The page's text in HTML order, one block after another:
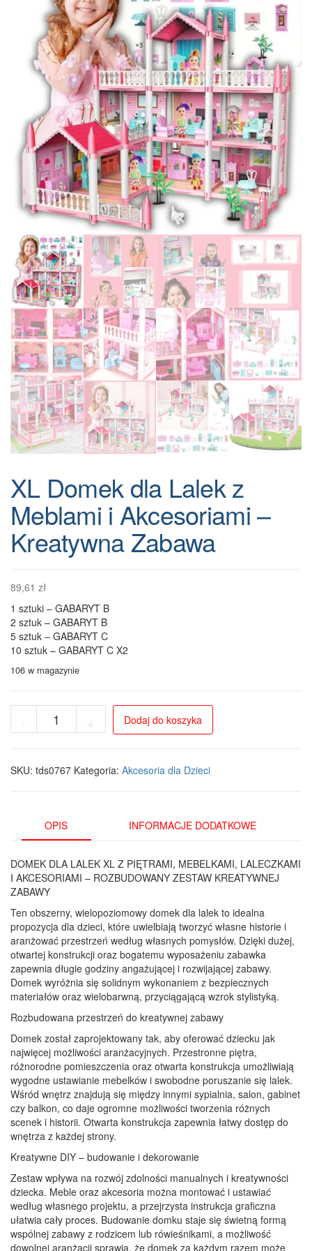
XL Domek dla Lalek z
Meblami i Akcesoriami –
Kreatywna Zabawa
89,61 zł
1 sztuki – GABARYT B
2 sztuk – GABARYT B
5 sztuk – GABARYT C
10 sztuk – GABARYT C X2
106 w magazynie
-
Lalek
Akcesoriami
-
Zabawa
+ Dodaj do koszyka
SKU: tds0767 Kategoria: Akcesoria dla Dzieci
OPIS INFORMACJE DODATKOWE
DOMEK DLA LALEK XL Z PIĘTRAMI, MEBELKAMI, LALECZKAMI
I AKCESORIAMI – ROZBUDOWANY ZESTAW KREATYWNEJ
ZABAWY
Ten obszerny, wielopoziomowy domek dla lalek to idealna
propozycja dla dzieci, które uwielbiają tworzyć własne historie i
aranżować przestrzeń według własnych pomysłów. Dzięki dużej,
otwartej konstrukcji oraz bogatemu wyposażeniu zabawka
zapewnia długie godziny angażującej i rozwijającej zabawy.
Domek wyróżnia się solidnym wykonaniem z bezpiecznych
materiałów oraz wielobarwną, przyciągającą wzrok stylistyką.
Rozbudowana przestrzeń do kreatywnej zabawy
Domek został zaprojektowany tak, aby oferować dziecku jak
najwięcej możliwości aranżacyjnych. Przestronne piętra,
różnorodne pomieszczenia oraz otwarta konstrukcja umożliwiają
wygodne ustawianie mebelków i swobodne poruszanie się lalek.
Wśród wnętrz znajdują się między innymi sypialnia, salon, gabinet
czy balkon, co daje ogromne możliwości tworzenia różnych
scenek i historii. Otwarta konstrukcja zapewnia łatwy dostęp do
wnętrza z każdej strony.
Kreatywne DIY – budowanie i dekorowanie
Zestaw wpływa na rozwój zdolności manualnych i kreatywności
dziecka. Meble oraz akcesoria można montować i ustawiać
według własnego projektu, a przejrzysta instrukcja graficzna
ułatwia cały proces. Budowanie domku staje się świetną formą
wspólnej zabawy z rodzicem lub rówieśnikami, a możliwość
dowolnej aranżacji sprawia, że domek za każdym razem może